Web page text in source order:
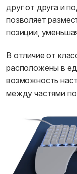
друг от друга и
позволяет
позиции,
В отличие от
расположены в
возможность
между частями